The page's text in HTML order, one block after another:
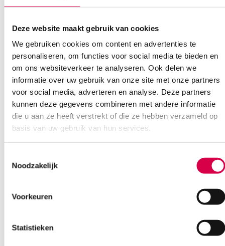
Deze website maakt gebruik van cookies
We gebruiken cookies om content en advertenties te
personaliseren, om functies voor social media te bieden en
om ons websiteverkeer te analyseren. Ook delen we
informatie over uw gebruik van onze site met onze partners
voor social media, adverteren en analyse. Deze partners
kunnen deze gegevens combineren met andere informatie
die u aan ze heeft verstrekt of die ze hebben verzameld op
basis van uw gebruik van hun services.
Noodzakelijk
Voorkeuren
Statistieken
Direct leverbaar